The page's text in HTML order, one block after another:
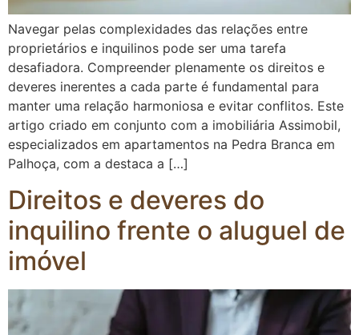
Navegar pelas complexidades das relações entre
proprietários e inquilinos pode ser uma tarefa
desafiadora. Compreender plenamente os direitos e
deveres inerentes a cada parte é fundamental para
manter uma relação harmoniosa e evitar conflitos. Este
artigo criado em conjunto com a imobiliária Assimobil,
especializados em apartamentos na Pedra Branca em
Palhoça, com a destaca a […]
Direitos e deveres do
inquilino frente o aluguel de
imóvel